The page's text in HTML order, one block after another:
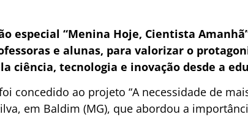
especial “Menina Hoje, Cientista
e alunas, para valorizar o
ciência, tecnologia e inovação desde a
concedido ao projeto “A necessidade de
em Baldim (MG), que abordou a